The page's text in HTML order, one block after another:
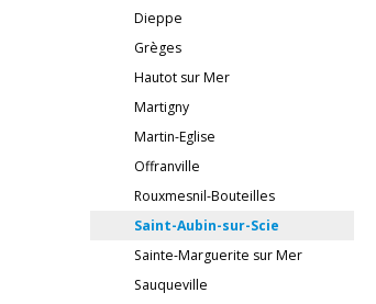
Dieppe
Grèges
Hautot sur Mer
Martigny
Martin-Eglise
Offranville
Rouxmesnil-Bouteilles
Saint-Aubin-sur-Scie
Sainte-Marguerite sur Mer
Sauqueville